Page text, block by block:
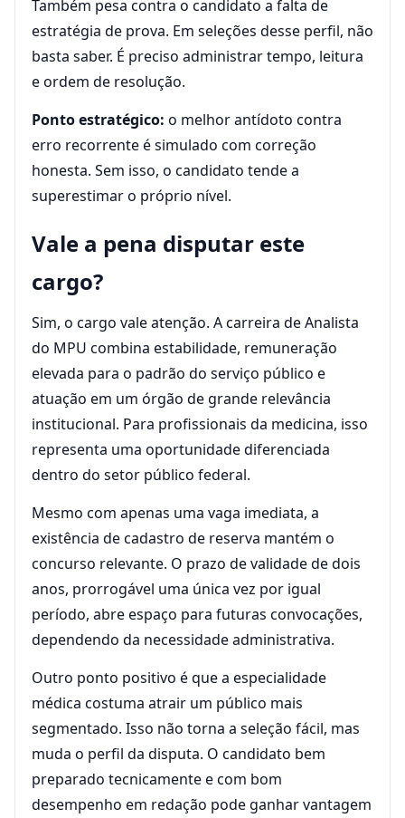
Também pesa contra o candidato a falta de
estratégia de prova. Em seleções desse perfil, não
basta saber. É preciso administrar tempo, leitura
e ordem de resolução.
Ponto estratégico: o melhor antídoto contra
erro recorrente é simulado com correção
honesta. Sem isso, o candidato tende a
superestimar o próprio nível.
Vale a pena disputar este
cargo?
Sim, o cargo vale atenção. A carreira de Analista
do MPU combina estabilidade, remuneração
elevada para o padrão do serviço público e
atuação em um órgão de grande relevância
institucional. Para profissionais da medicina, isso
representa uma oportunidade diferenciada
dentro do setor público federal.
Mesmo com apenas uma vaga imediata, a
existência de cadastro de reserva mantém o
concurso relevante. O prazo de validade de dois
anos, prorrogável uma única vez por igual
período, abre espaço para futuras convocações,
dependendo da necessidade administrativa.
Outro ponto positivo é que a especialidade
médica costuma atrair um público mais
segmentado. Isso não torna a seleção fácil, mas
muda o perfil da disputa. O candidato bem
preparado tecnicamente e com bom
desempenho em redação pode ganhar vantagem